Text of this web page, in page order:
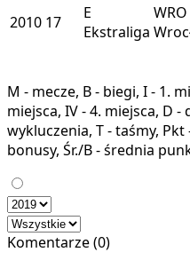
2010 17
E
Ekstraliga
WRO
M - mecze, B - biegi, I - 1.
miejsca, IV - 4. miejsca, D
wykluczenia, T - taśmy,
bonusy, Śr./B - średnia
Komentarze (0)